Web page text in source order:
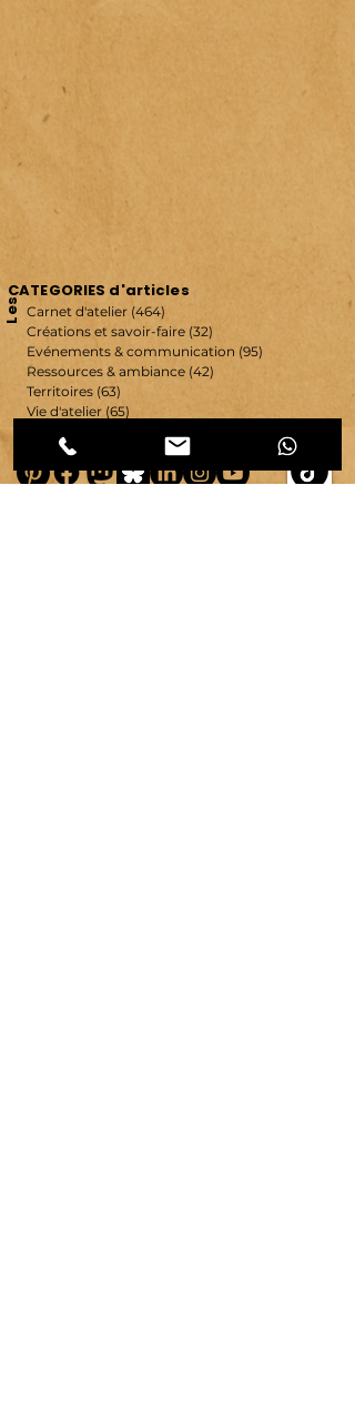
Carnet d'atelier (464)
Créations et savoir-faire (32)
Evénements & communication (95)
Ressources & ambiance (42)
Territoires (63)
Vie d'atelier (65)
Les
CATEGORIES d'articles